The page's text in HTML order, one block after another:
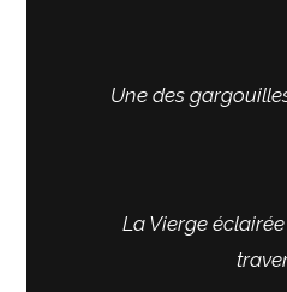
Une des
La Vierge